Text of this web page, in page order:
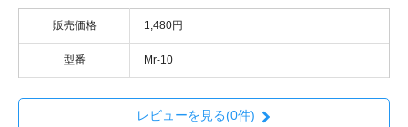
販売価格 1,480円
型番 Mr-10
レビューを見る(0件)